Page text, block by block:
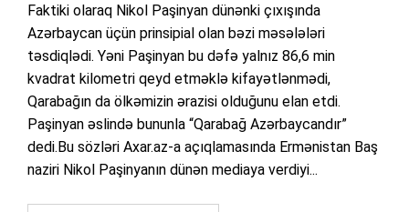
Faktiki olaraq Nikol Paşinyan dünənki çıxışında
Azərbaycan üçün prinsipial olan bəzi məsələləri
təsdiqlədi. Yəni Paşinyan bu dəfə yalnız 86,6 min
kvadrat kilometri qeyd etməklə kifayətlənmədi,
Qarabağın da ölkəmizin ərazisi olduğunu elan etdi.
Paşinyan əslində bununla “Qarabağ Azərbaycandır”
dedi.Bu sözləri Axar.az-a açıqlamasında Ermənistan Baş
naziri Nikol Paşinyanın dünən mediaya verdiyi...